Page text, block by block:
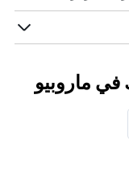
في ماروبيو